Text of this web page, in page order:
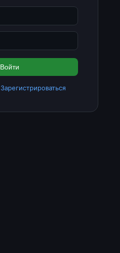
Войти
Зарегистрироваться